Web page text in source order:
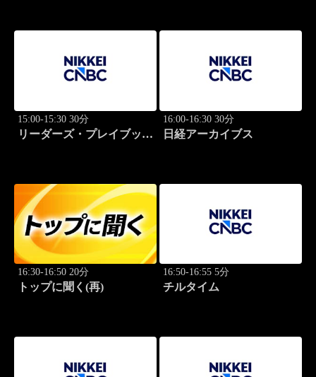
15:00-15:30 30分
リーダーズ・プレイブック
16:00-16:30 30分
日経アーカイブス
16:30-16:50 20分
トップに聞く(再)
16:50-16:55 5分
チルタイム